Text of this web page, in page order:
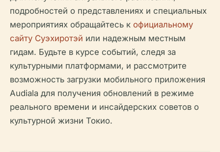
подробностей о представлениях и специальных
мероприятиях обращайтесь к официальному
сайту Суэхиротэй или надежным местным
гидам. Будьте в курсе событий, следя за
культурными платформами, и рассмотрите
возможность загрузки мобильного приложения
Audiala для получения обновлений в режиме
реального времени и инсайдерских советов о
культурной жизни Токио.